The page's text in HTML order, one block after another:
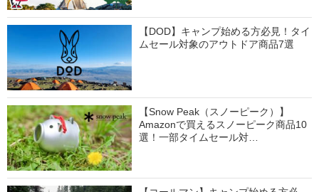
【DOD】キャンプ始める方必見！タイ
ムセール対象のアウトドア商品7選
【Snow Peak（スノーピーク）】
Amazonで買えるスノーピーク商品10
選！一部タイムセール対…